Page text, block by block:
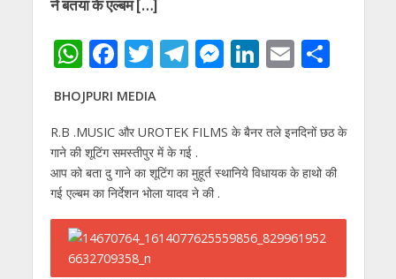
ने बतया के एल्बम […]
W
h
at
s
A
p
p
F
ac
e
b
o
o
k
T
w
itt
er
T
gr
a
m
M
e
n
er
Li
e
dI
E
l
S
e
BHOJPURI MEDIA
R.B .MUSIC और UROTEK FILMS के बैनर तले इनदिनों छठ के
गाने की शूटिंग समस्तीपुर में के गई .
आप को बता दु गाने का शूटिंग का मुहूर्त स्थानिये विधायक के हाथो की
गई एल्बम का निर्देशन भोला यादव ने की .